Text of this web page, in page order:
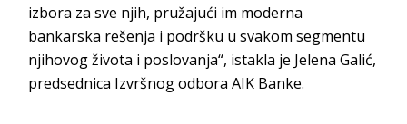
izbora za sve njih, pružajući im moderna
bankarska rešenja i podršku u svakom segmentu
njihovog života i poslovanja“, istakla je Jelena Galić,
predsednica Izvršnog odbora AIK Banke.